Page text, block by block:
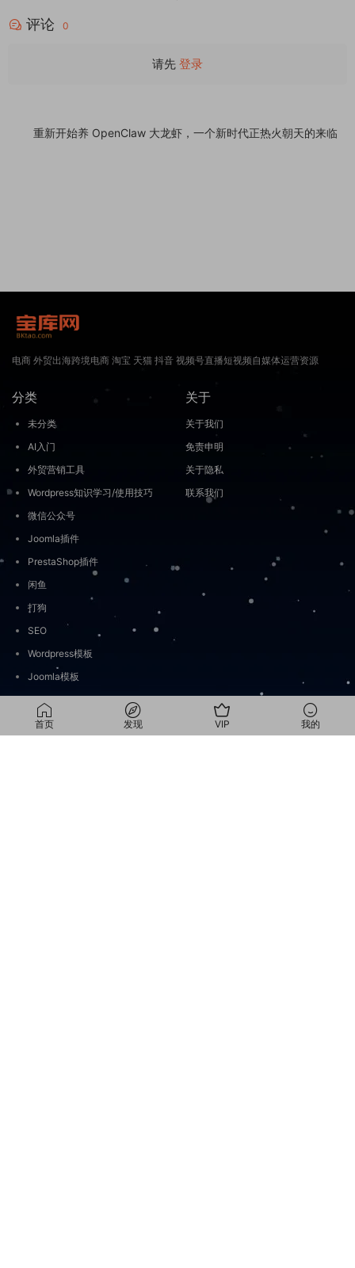
评论 0
请先 登录
重新开始养 OpenClaw 大龙虾，一个新时代正热火朝天的来临
电商 外贸出海跨境电商 淘宝 天猫 抖音 视频号直播短视频自媒体运营资源
分类
未分类
AI入门
外贸营销工具
Wordpress知识学习/使用技巧
微信公众号
Joomla插件
PrestaShop插件
闲鱼
打狗
SEO
Wordpress模板
Joomla模板
OpenClaw
PrestaShop模板
关于
关于我们
免责申明
关于隐私
联系我们
首页 发现 VIP 我的